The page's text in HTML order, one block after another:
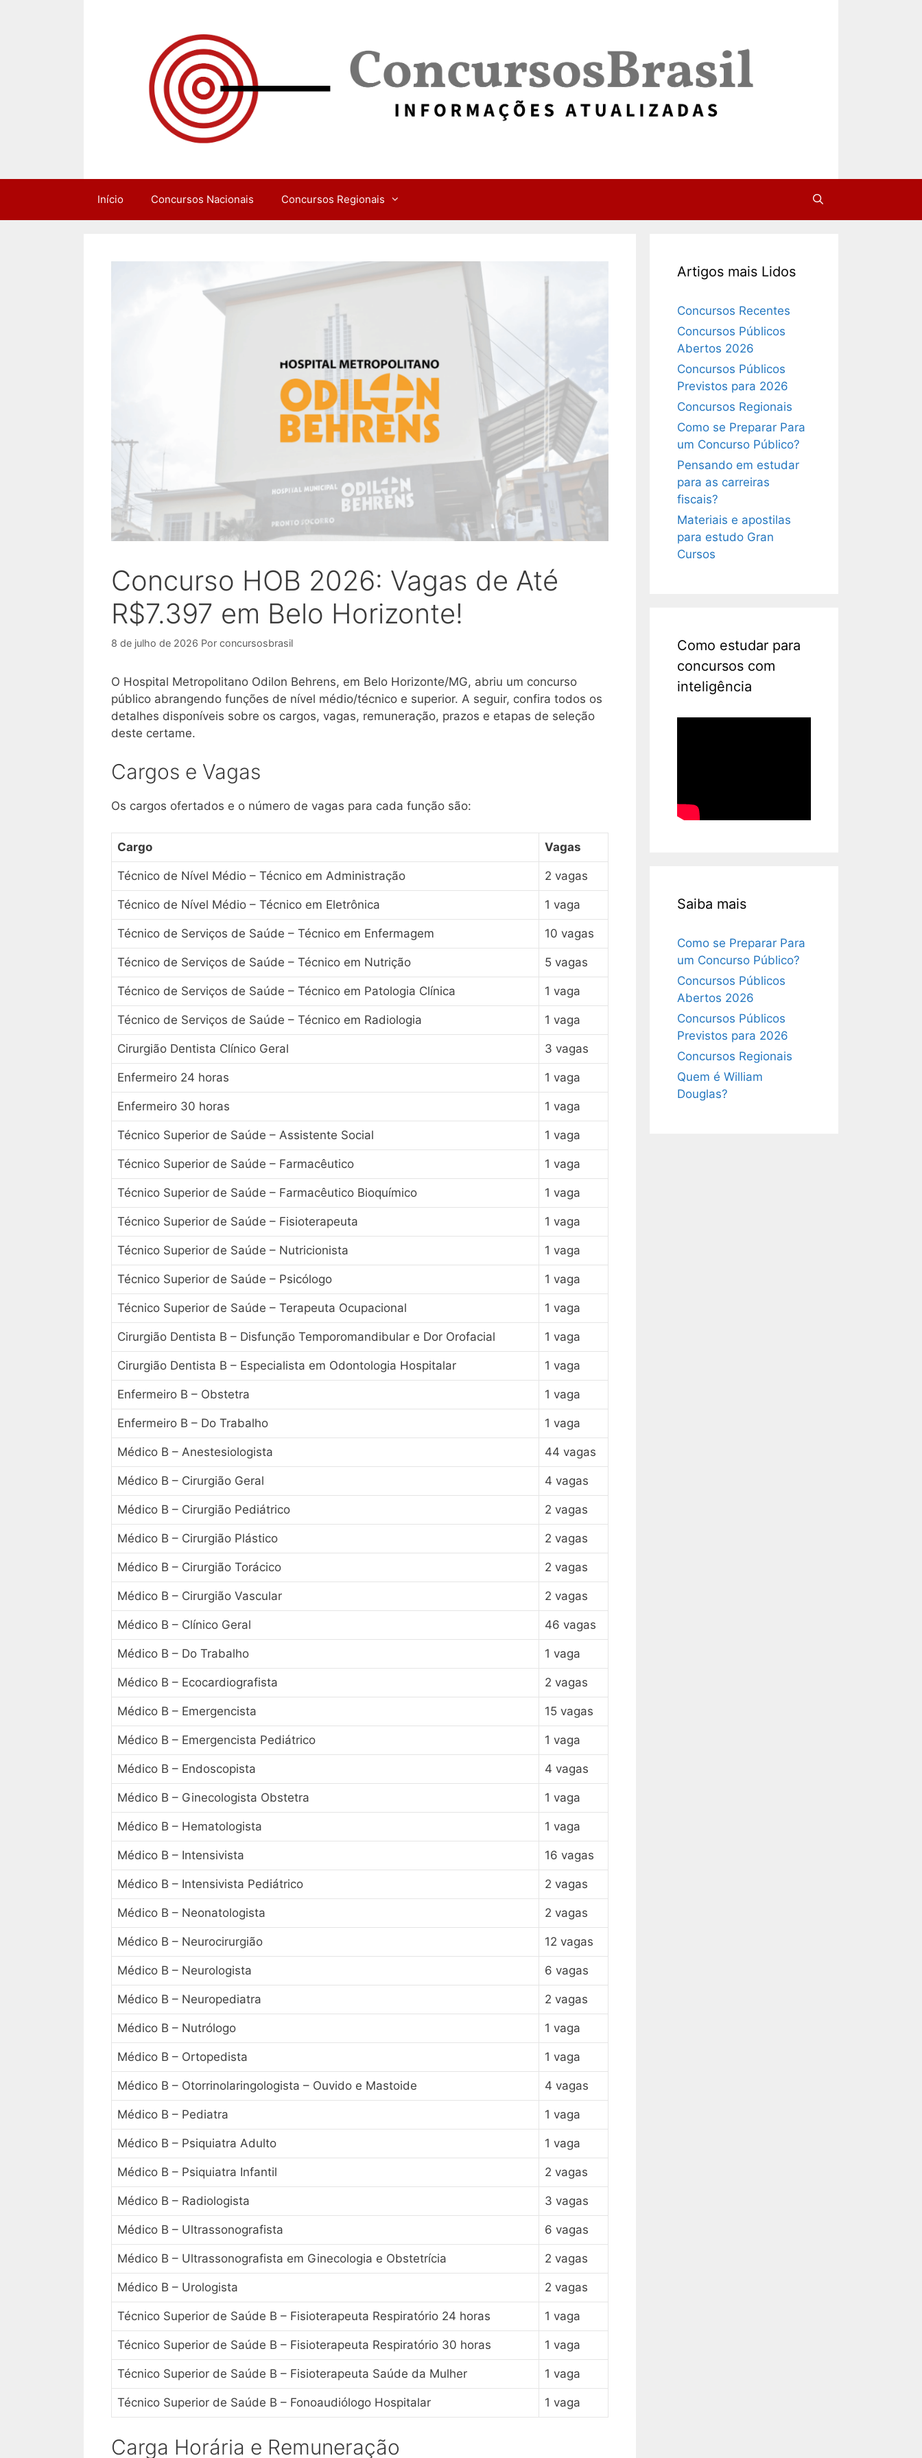
Início Concursos Nacionais Concursos Regionais
Concurso HOB 2026: Vagas de Até
R$7.397 em Belo Horizonte!
8 de julho de 2026 Por concursosbrasil
O Hospital Metropolitano Odilon Behrens, em Belo Horizonte/MG, abriu um concurso
público abrangendo funções de nível médio/técnico e superior. A seguir, confira todos os
detalhes disponíveis sobre os cargos, vagas, remuneração, prazos e etapas de seleção
deste certame.
Cargos e Vagas
Os cargos ofertados e o número de vagas para cada função são:
Cargo Vagas
Técnico de Nível Médio – Técnico em Administração 2 vagas
Técnico de Nível Médio – Técnico em Eletrônica 1 vaga
Técnico de Serviços de Saúde – Técnico em Enfermagem 10 vagas
Técnico de Serviços de Saúde – Técnico em Nutrição 5 vagas
Técnico de Serviços de Saúde – Técnico em Patologia Clínica 1 vaga
Técnico de Serviços de Saúde – Técnico em Radiologia 1 vaga
Cirurgião Dentista Clínico Geral 3 vagas
Enfermeiro 24 horas 1 vaga
Enfermeiro 30 horas 1 vaga
Técnico Superior de Saúde – Assistente Social 1 vaga
Técnico Superior de Saúde – Farmacêutico 1 vaga
Técnico Superior de Saúde – Farmacêutico Bioquímico 1 vaga
Técnico Superior de Saúde – Fisioterapeuta 1 vaga
Técnico Superior de Saúde – Nutricionista 1 vaga
Técnico Superior de Saúde – Psicólogo 1 vaga
Técnico Superior de Saúde – Terapeuta Ocupacional 1 vaga
Cirurgião Dentista B – Disfunção Temporomandibular e Dor Orofacial 1 vaga
Cirurgião Dentista B – Especialista em Odontologia Hospitalar 1 vaga
Enfermeiro B – Obstetra 1 vaga
Enfermeiro B – Do Trabalho 1 vaga
Médico B – Anestesiologista 44 vagas
Médico B – Cirurgião Geral 4 vagas
Médico B – Cirurgião Pediátrico 2 vagas
Médico B – Cirurgião Plástico 2 vagas
Médico B – Cirurgião Torácico 2 vagas
Médico B – Cirurgião Vascular 2 vagas
Médico B – Clínico Geral 46 vagas
Médico B – Do Trabalho 1 vaga
Médico B – Ecocardiografista 2 vagas
Médico B – Emergencista 15 vagas
Médico B – Emergencista Pediátrico 1 vaga
Médico B – Endoscopista 4 vagas
Médico B – Ginecologista Obstetra 1 vaga
Médico B – Hematologista 1 vaga
Médico B – Intensivista 16 vagas
Médico B – Intensivista Pediátrico 2 vagas
Médico B – Neonatologista 2 vagas
Médico B – Neurocirurgião 12 vagas
Médico B – Neurologista 6 vagas
Médico B – Neuropediatra 2 vagas
Médico B – Nutrólogo 1 vaga
Médico B – Ortopedista 1 vaga
Médico B – Otorrinolaringologista – Ouvido e Mastoide 4 vagas
Médico B – Pediatra 1 vaga
Médico B – Psiquiatra Adulto 1 vaga
Médico B – Psiquiatra Infantil 2 vagas
Médico B – Radiologista 3 vagas
Médico B – Ultrassonografista 6 vagas
Médico B – Ultrassonografista em Ginecologia e Obstetrícia 2 vagas
Médico B – Urologista 2 vagas
Técnico Superior de Saúde B – Fisioterapeuta Respiratório 24 horas 1 vaga
Técnico Superior de Saúde B – Fisioterapeuta Respiratório 30 horas 1 vaga
Técnico Superior de Saúde B – Fisioterapeuta Saúde da Mulher 1 vaga
Técnico Superior de Saúde B – Fonoaudiólogo Hospitalar 1 vaga
Carga Horária e Remuneração
Artigos mais Lidos
Concursos Recentes
Concursos Públicos
Abertos 2026
Concursos Públicos
Previstos para 2026
Concursos Regionais
Como se Preparar Para
um Concurso Público?
Pensando em estudar
para as carreiras
fiscais?
Materiais e apostilas
para estudo Gran
Cursos
Como estudar para
concursos com
inteligência
Saiba mais
Como se Preparar Para
um Concurso Público?
Concursos Públicos
Abertos 2026
Concursos Públicos
Previstos para 2026
Concursos Regionais
Quem é William
Douglas?